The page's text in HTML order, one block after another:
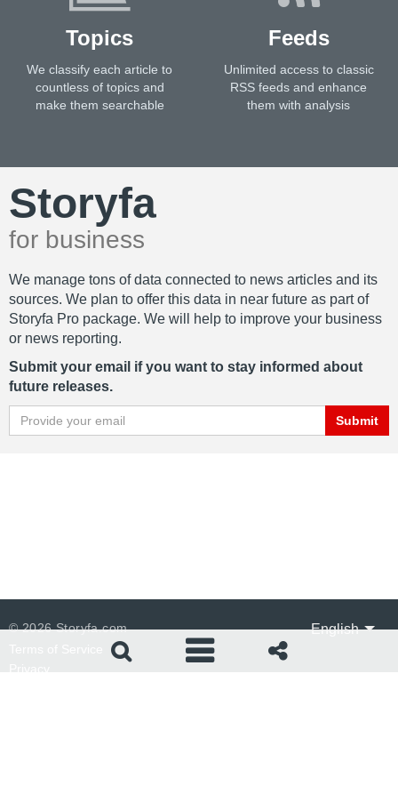
Topics
We classify each article to
countless of topics and
make them searchable
Feeds
Unlimited access to classic
RSS feeds and enhance
them with analysis
Storyfa
for business
We manage tons of data connected to news articles and its
sources. We plan to offer this data in near future as part of
Storyfa Pro package. We will help to improve your business
or news reporting.
Submit your email if you want to stay informed about
future releases.
© 2026 Storyfa.com
English